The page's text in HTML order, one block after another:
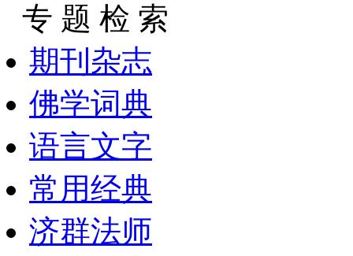
专 题 检 索
期刊杂志
佛学词典
语言文字
常用经典
济群法师